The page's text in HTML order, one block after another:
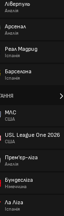
Ліверпуль
Англія
Арсенал
Англія
Реал Мадрид
Іспанія
Барселона
Іспанія
МЛС
США
USL League One 2026
США
Прем'єр-ліга
Англія
Бундесліга
Німеччина
Ла Ліга
Іспанія